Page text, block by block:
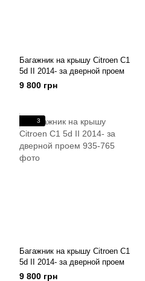
Багажник на крышу Citroen C1
5d II 2014- за дверной проем
9 800 грн
3
Багажник на крышу Citroen C1
5d II 2014- за дверной проем
9 800 грн